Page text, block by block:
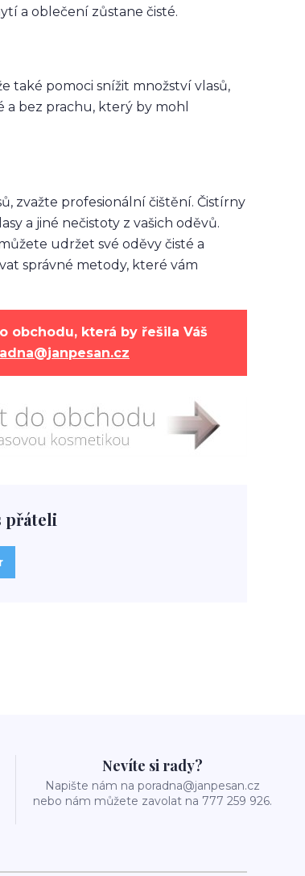
a oblečení zůstane čisté.
také pomoci snížit množství vlasů,
a bez prachu, který by mohl
zvažte profesionální čištění. Čistírny
a jiné nečistoty z vašich oděvů.
udržet své oděvy čisté a
správné metody, které vám
obchodu, která by řešila Váš
přáteli
Nevíte si rady?
Napište nám na poradna@janpesan.cz
nebo nám můžete zavolat na 777 259 926.